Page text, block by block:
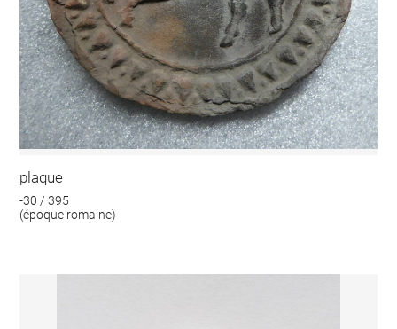
plaque
-30 / 395
(époque romaine)